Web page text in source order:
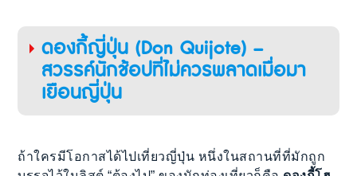
ดองกี้ญี่ปุ่น (Don Quijote) –
สวรรค์นักช้อปที่ไม่ควรพลาดเมื่อมา
เยือนญี่ปุ่น
ถ้าใครมีโอกาสได้ไปเที่ยวญี่ปุ่น หนึ่งในสถานที่ที่มักถูก